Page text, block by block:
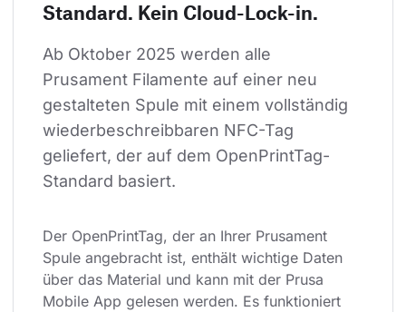
Standard. Kein Cloud-Lock-in.
Ab Oktober 2025 werden alle
Prusament Filamente auf einer neu
gestalteten Spule mit einem vollständig
wiederbeschreibbaren NFC-Tag
geliefert, der auf dem OpenPrintTag-
Standard basiert.
Der OpenPrintTag, der an Ihrer Prusament
Spule angebracht ist, enthält wichtige Daten
über das Material und kann mit der Prusa
Mobile App gelesen werden. Es funktioniert